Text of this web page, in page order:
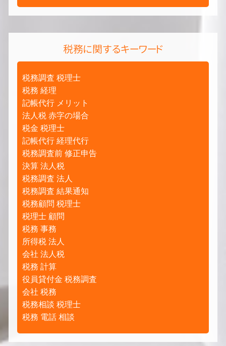
税務に関するキーワード
税務調査 税理士
税務 経理
記帳代行 メリット
法人税 赤字の場合
税金 税理士
記帳代行 経理代行
税務調査前 修正申告
決算 法人税
税務調査 法人
税務調査 結果通知
税務顧問 税理士
税理士 顧問
税務 事務
所得税 法人
会社 法人税
税務 計算
役員貸付金 税務調査
会社 税務
税務相談 税理士
税務 電話 相談